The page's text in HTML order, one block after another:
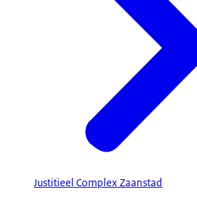
Justitieel Complex Zaanstad